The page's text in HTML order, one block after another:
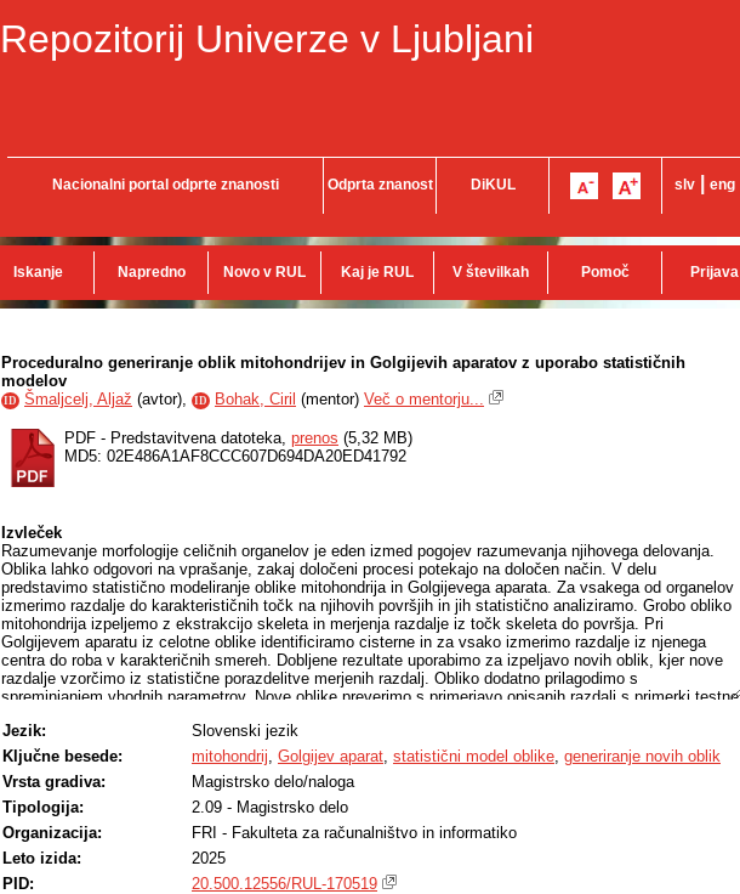
Repozitorij Univerze v Ljubljani
Nacionalni portal odprte znanosti Odprta znanost DiKUL slv eng
Iskanje Napredno Novo v RUL Kaj je RUL V številkah Pomoč Prijava
Proceduralno generiranje oblik mitohondrijev in Golgijevih aparatov z uporabo statističnih
modelov
ID Šmaljcelj, Aljaž (avtor), ID Bohak, Ciril (mentor) Več o mentorju...
PDF - Predstavitvena datoteka, prenos (5,32 MB)
MD5: 02E486A1AF8CCC607D694DA20ED41792
Izvleček
Razumevanje morfologije celičnih organelov je eden izmed pogojev razumevanja njihovega delovanja.
Oblika lahko odgovori na vprašanje, zakaj določeni procesi potekajo na določen način. V delu
predstavimo statistično modeliranje oblike mitohondrija in Golgijevega aparata. Za vsakega od organelov
izmerimo razdalje do karakterističnih točk na njihovih površjih in jih statistično analiziramo. Grobo obliko
mitohondrija izpeljemo z ekstrakcijo skeleta in merjenja razdalje iz točk skeleta do površja. Pri
Golgijevem aparatu iz celotne oblike identificiramo cisterne in za vsako izmerimo razdalje iz njenega
centra do roba v karakteričnih smereh. Dobljene rezultate uporabimo za izpeljavo novih oblik, kjer nove
razdalje vzorčimo iz statistične porazdelitve merjenih razdalj. Obliko dodatno prilagodimo s
spreminjanjem vhodnih parametrov. Nove oblike preverimo s primerjavo opisanih razdalj s primerki testne
podobno obliko primerka, ki ni bil vključen v statistično analizo. Oblike mitohondrijev predstavljajo dober
približek realni obliki, medtem ko oblike Golgijevega aparata nekoliko manj, za kar bi lahko bile krive
številne predpostavke in poenostavitve oblike tekom statistične analize.
Jezik:
Slovenski jezik
Ključne besede:
mitohondrij, Golgijev aparat, statistični model oblike, generiranje novih oblik
Vrsta gradiva:
Magistrsko delo/naloga
Tipologija:
2.09 - Magistrsko delo
Organizacija:
FRI - Fakulteta za računalništvo in informatiko
Leto izida:
2025
PID:
20.500.12556/RUL-170519